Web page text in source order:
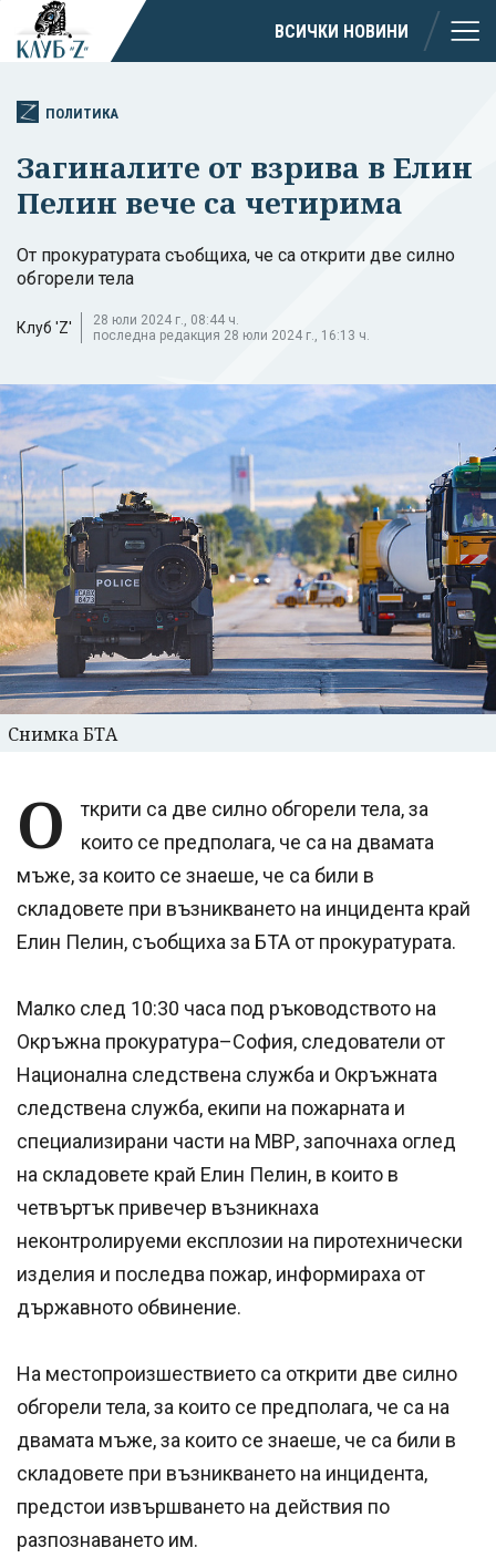
ВСИЧКИ НОВИНИ
ПОЛИТИКА
Загиналите от взрива в Елин
Пелин вече са четирима
От прокуратурата съобщиха, че са открити две силно
обгорели тела
Клуб 'Z'
28 юли 2024 г., 08:44 ч.
последна редакция 28 юли 2024 г., 16:13 ч.
Снимка БТА
О
ткрити са две силно обгорели тела, за
които се предполага, че са на двамата
мъже, за които се знаеше, че са били в
складовете при възникването на инцидента край
Елин Пелин, съобщиха за БТА от прокуратурата.
Малко след 10:30 часа под ръководството на
Окръжна прокуратура–София, следователи от
Национална следствена служба и Окръжната
следствена служба, екипи на пожарната и
специализирани части на МВР, започнаха оглед
на складовете край Елин Пелин, в които в
четвъртък привечер възникнаха
неконтролируеми експлозии на пиротехнически
изделия и последва пожар, информираха от
държавното обвинение.
На местопроизшествието са открити две силно
обгорели тела, за които се предполага, че са на
двамата мъже, за които се знаеше, че са били в
складовете при възникването на инцидента,
предстои извършването на действия по
разпознаването им.